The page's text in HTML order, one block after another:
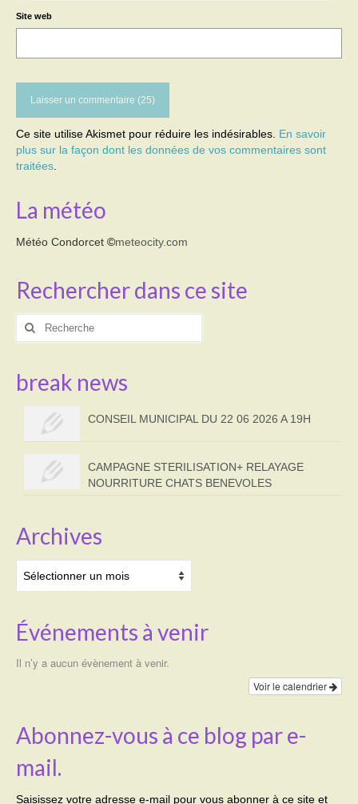
Site web
Ce site utilise Akismet pour réduire les indésirables. En savoir
plus sur la façon dont les données de vos commentaires sont
traitées
La météo
Météo Condorcet ©meteocity.com
Rechercher dans ce site
Rechercher
break news
CONSEIL MUNICIPAL DU 22 06 2026 A 19H
CAMPAGNE STERILISATION+ RELAYAGE
NOURRITURE CHATS BENEVOLES
Archives
Événements à venir
Il n’y a aucun évènement à venir.
Voir le calendrier
Abonnez-vous à ce blog par e-
mail.
Saisissez votre adresse e-mail pour vous abonner à ce site et